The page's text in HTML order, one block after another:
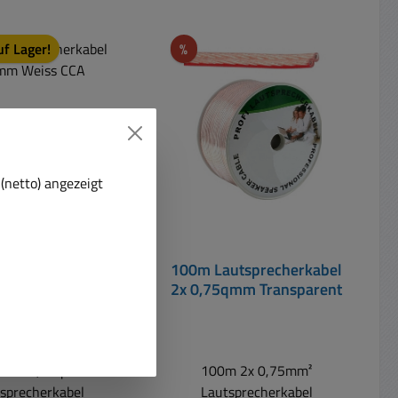
Lager!
%Rabatt
100m Lautsprecherkabel
2x 0,75qmm Transparent
100m 2x 0,75mm²
Lautsprecherkabel
angezeigt